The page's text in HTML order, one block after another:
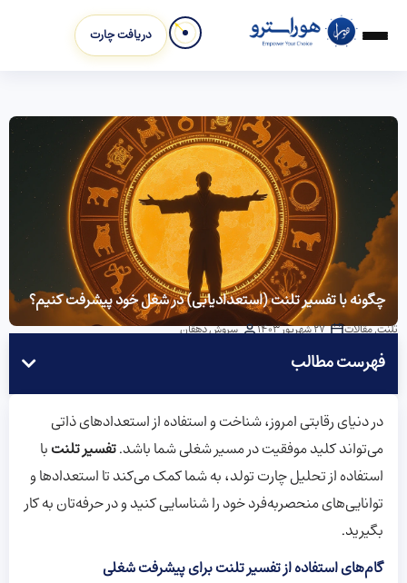
دریافت چارت
چگونه با تفسیر تلنت (استعدادیابی) در شغل خود پیشرفت کنیم؟
تلنت,مقالات 27 شهریور 1403 سروش دهقان
فهرست مطالب
در دنیای رقابتی امروز، شناخت و استفاده از استعدادهای ذاتی
می‌تواند کلید موفقیت در مسیر شغلی شما باشد.تفسیر تلنتبا
استفاده از تحلیل چارت تولد، به شما کمک می‌کند تا استعدادها و
توانایی‌های منحصربه‌فرد خود را شناسایی کنید و در حرفه‌تان به کار
بگیرید.
گام‌های استفاده از تفسیر تلنت برای پیشرفت شغلی